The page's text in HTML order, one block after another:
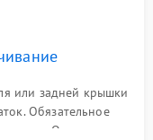
или задней крышки
Обязательное
Очистка